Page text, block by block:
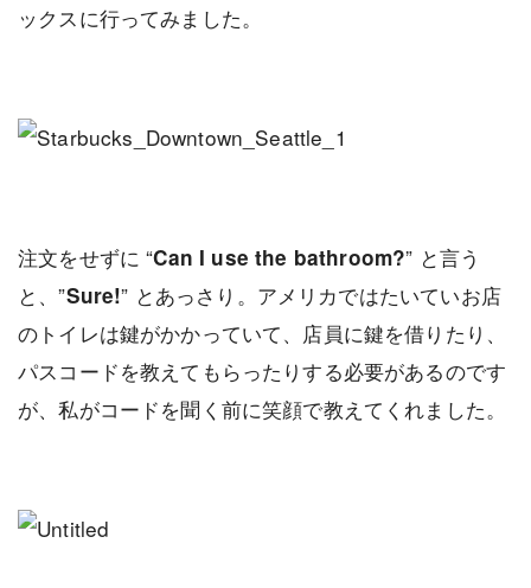
ックスに行ってみました。
注文をせずに “Can I use the bathroom?” と言う
と、”Sure!” とあっさり。アメリカではたいていお店
のトイレは鍵がかかっていて、店員に鍵を借りたり、
パスコードを教えてもらったりする必要があるのです
が、私がコードを聞く前に笑顔で教えてくれました。